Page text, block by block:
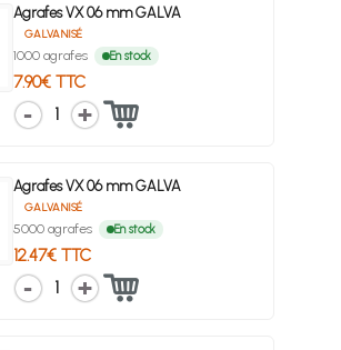
Agrafes VX 06 mm GALVA
GALVANISÉ
1000 agrafes En stock
7.90€ TTC
1
Agrafes VX 06 mm GALVA
GALVANISÉ
5000 agrafes En stock
12.47€ TTC
1